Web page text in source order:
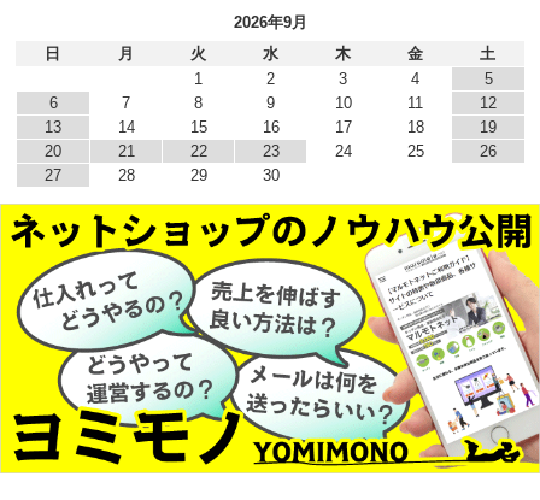
2026年9月
日
月 火 水 木 金
土
1
2 3 4
5
6
7 8 9 10 11
12
13
14 15 16 17 18
19
20
21 22 23 24 25
26
27
28 29 30